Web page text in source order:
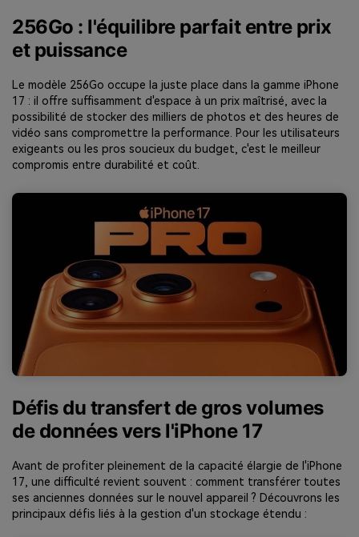
256Go : l'équilibre parfait entre prix
et puissance
Le modèle 256Go occupe la juste place dans la gamme iPhone
17 : il offre suffisamment d'espace à un prix maîtrisé, avec la
possibilité de stocker des milliers de photos et des heures de
vidéo sans compromettre la performance. Pour les utilisateurs
exigeants ou les pros soucieux du budget, c'est le meilleur
compromis entre durabilité et coût.
Défis du transfert de gros volumes
de données vers l'iPhone 17
Avant de profiter pleinement de la capacité élargie de l'iPhone
17, une difficulté revient souvent : comment transférer toutes
ses anciennes données sur le nouvel appareil ? Découvrons les
principaux défis liés à la gestion d'un stockage étendu :